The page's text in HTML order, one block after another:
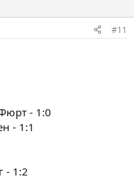
#11
- 1:0
- 1:1
- 1:2